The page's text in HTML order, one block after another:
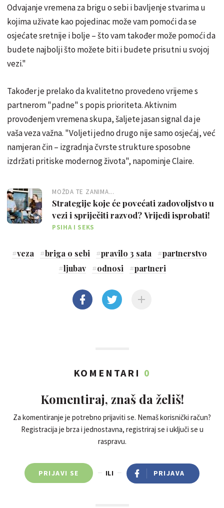
Odvajanje vremena za brigu o sebi i bavljenje stvarima u
kojima uživate kao pojedinac može vam pomoći da se
osjećate sretnije i bolje – što vam također može pomoći da
budete najbolji što možete biti i budete prisutni u svojoj
vezi."
Također je prelako da kvalitetno provedeno vrijeme s
partnerom "padne" s popis prioriteta. Aktivnim
provođenjem vremena skupa, šaljete jasan signal da je
vaša veza važna. "Voljeti jedno drugo nije samo osjećaj, već
namjeran čin – izgradnja čvrste strukture sposobne
izdržati pritiske modernog života", napominje Claire.
MOŽDA TE ZANIMA...
Strategije koje će povećati zadovoljstvo u
vezi i spriječiti razvod? Vrijedi isprobati!
PSIHA I SEKS
#veza #briga o sebi #pravilo 3 sata #partnerstvo
#ljubav #odnosi #partneri
KOMENTARI 0
Komentiraj, znaš da želiš!
Za komentiranje je potrebno prijaviti se. Nemaš korisnički račun?
Registracija je brza i jednostavna, registriraj se i uključi se u
raspravu.
PRIJAVI SE ILI PRIJAVA